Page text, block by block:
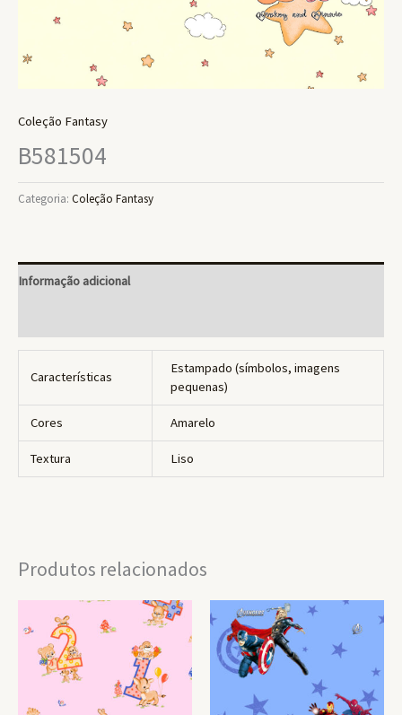
Coleção Fantasy
B581504
Categoria: Coleção Fantasy
Informação adicional
Características
Estampado (símbolos, imagens
pequenas)
Cores Amarelo
Textura Liso
Produtos relacionados